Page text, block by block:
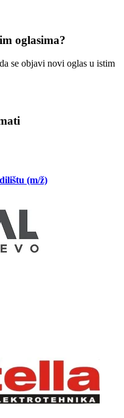
oglasima?
se objavi novi oglas u istim
(m/ž)